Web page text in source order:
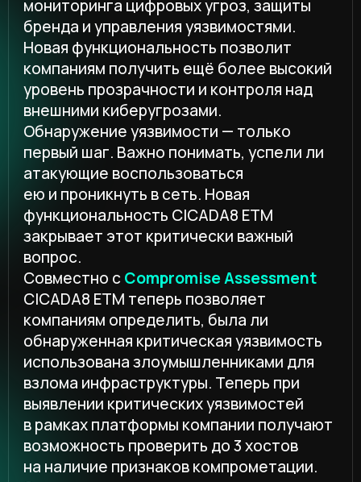
ею и проникнуть в сеть. Новая
функциональность CICADA8 ETM
закрывает этот критически важный
вопрос.
Совместно сCompromise Assessment
СICADA8 ETM теперь позволяет
компаниям определить, была ли
обнаруженная критическая уязвимость
использована злоумышленниками для
взлома инфраструктуры. Теперь при
выявлении критических уязвимостей
в рамках платформы компании получают
возможность проверить до 3 хостов
на наличие признаков компрометации.
Это позволит:
быстро зафиксировать факт
проникновения в инфраструктуру;
сократить время присутствия
злоумышленников;
принять решение на основе
достоверных данных, а не гипотез.